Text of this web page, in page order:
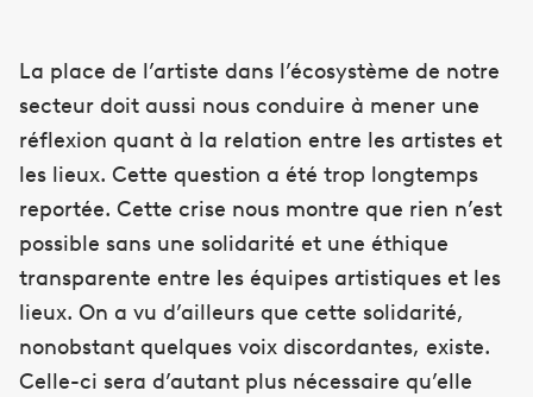
La place de l’artiste dans l’écosystème de notre
secteur doit aussi nous conduire à mener une
réflexion quant à la relation entre les artistes et
les lieux. Cette question a été trop longtemps
reportée. Cette crise nous montre que rien n’est
possible sans une solidarité et une éthique
transparente entre les équipes artistiques et les
lieux. On a vu d’ailleurs que cette solidarité,
nonobstant quelques voix discordantes, existe.
Celle-ci sera d’autant plus nécessaire qu’elle